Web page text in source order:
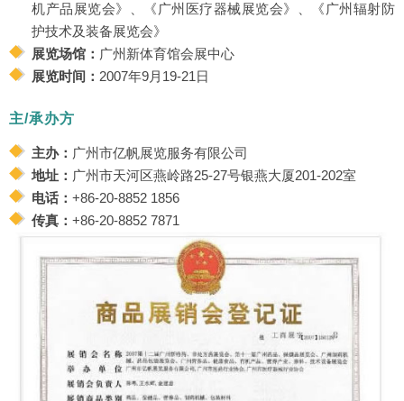
机产品展览会》、《广州医疗器械展览会》、《广州辐射防
护技术及装备展览会》
展览场馆： 广州新体育馆会展中心
展览时间： 2007年9月19-21日
主/承办方
主办： 广州市亿帆展览服务有限公司
地址： 广州市天河区燕岭路25-27号银燕大厦201-202室
电话： +86-20-8852 1856
传真： +86-20-8852 7871